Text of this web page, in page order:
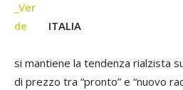
ITALIA
si mantiene la tendenza rialzista
di prezzo tra “pronto” e “nuovo